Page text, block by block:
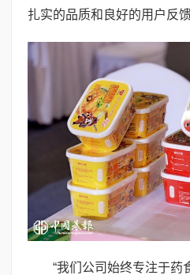
扎实的品质和良好的用户反
“我们公司始终专注于药